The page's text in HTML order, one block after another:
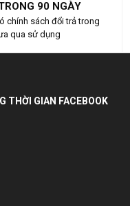
90 NGÀY
chính sách đổi trả trong
qua sử dụng
THỜI GIAN FACEBOOK